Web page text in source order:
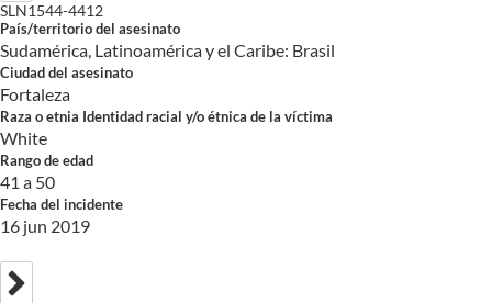
SLN1544-4412
País/territorio del asesinato
Sudamérica, Latinoamérica y el Caribe: Brasil
Ciudad del asesinato
Fortaleza
Raza o etnia Identidad racial y/o étnica de la víctima
White
Rango de edad
41 a 50
Fecha del incidente
16 jun 2019